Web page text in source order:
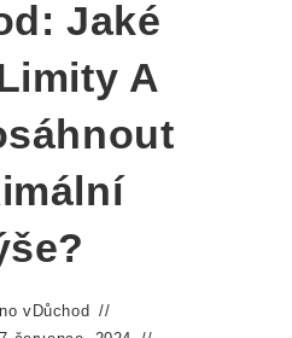
Jaké
A
v Důchod